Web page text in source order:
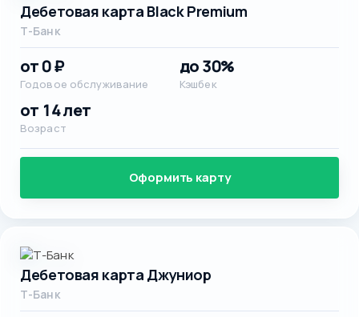
Дебетовая карта Black Premium
Т-Банк
от 0 ₽
Годовое обслуживание
до 30%
Кэшбек
от 14 лет
Возраст
Оформить карту
Дебетовая карта Джуниор
Т-Банк